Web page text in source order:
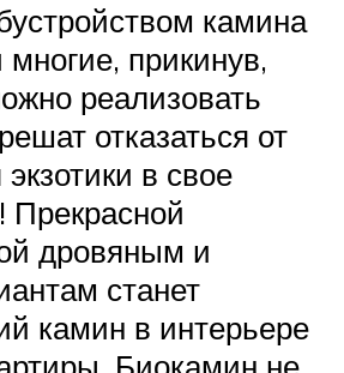
камина
многие, прикинув,
реализовать
отказаться от
в свое
Прекрасной
дровяным и
станет
камин в интерьере